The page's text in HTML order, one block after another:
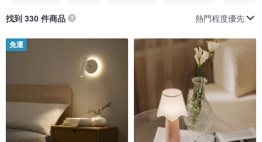
找到 330 件商品 熱門程度優先
免運